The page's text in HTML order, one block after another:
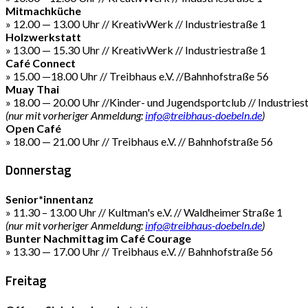
Mitmachküche
» 12.00 — 13.00 Uhr // KreativWerk // Industriestraße 1
Holzwerkstatt
» 13.00 — 15.30 Uhr // KreativWerk // Industriestraße 1
Café Connect
» 15.00 —18.00 Uhr // Treibhaus e.V. //Bahnhofstraße 56
Muay Thai
» 18.00 — 20.00 Uhr //Kinder- und Jugendsportclub //
(nur mit vorheriger Anmeldung: info@treibhaus-doebeln.de)
Open Café
» 18.00 — 21.00 Uhr // Treibhaus e.V. // Bahnhofstraße 56
Donnerstag
Senior*innentanz
» 11.30 – 13.00 Uhr // Kultman's e.V. // Waldheimer Straße 1
(nur mit vorheriger Anmeldung: info@treibhaus-doebeln.de)
Bunter Nachmittag im Café Courage
» 13.30 — 17.00 Uhr // Treibhaus e.V. // Bahnhofstraße 56
Freitag